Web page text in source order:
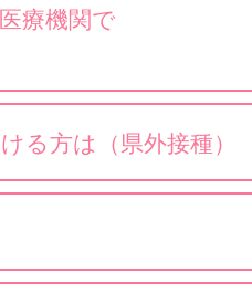
療機関で
る方は（県外接種）